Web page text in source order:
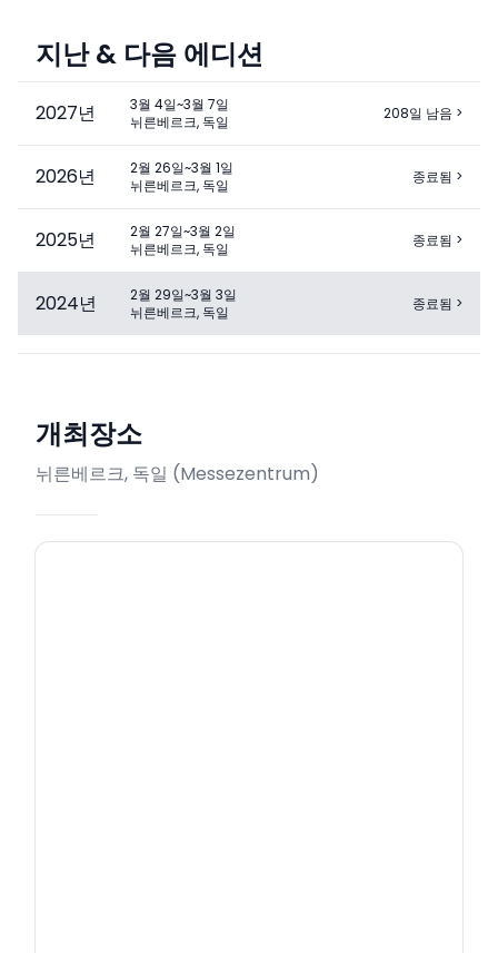
지난 & 다음 에디션
2027년
3월 4일~3월 7일
뉘른베르크, 독일
208일 남음 >
2026년
2월 26일~3월 1일
뉘른베르크, 독일
종료됨 >
2025년
2월 27일~3월 2일
뉘른베르크, 독일
종료됨 >
2024년
2월 29일~3월 3일
뉘른베르크, 독일
종료됨 >
개최장소
뉘른베르크, 독일 (Messezentrum)